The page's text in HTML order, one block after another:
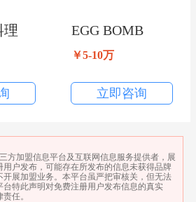
理 EGG BOMB
￥5-10万
立即咨询
方加盟信息平台及互联网信息服务提供者，展
户发布，可能存在所发布的信息未获得品牌
开展加盟业务。本平台虽严把审核关，但无法
特此声明对免费注册用户发布信息的真实
任。